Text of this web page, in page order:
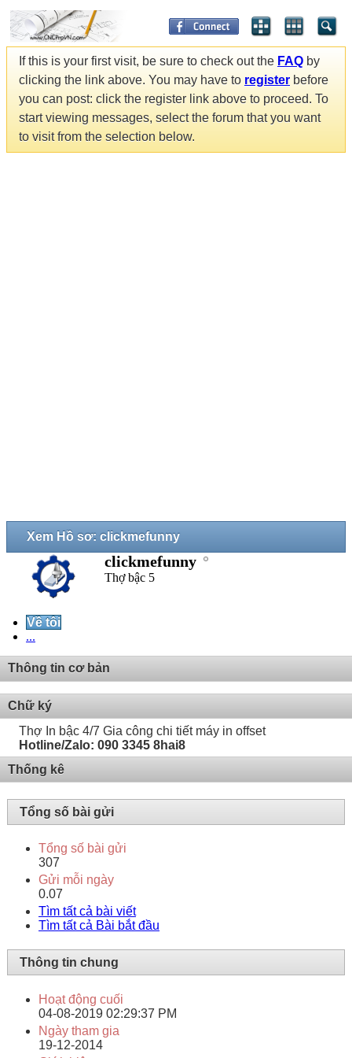
If this is your first visit, be sure to check out the FAQ by
clicking the link above. You may have to register before
you can post: click the register link above to proceed. To
start viewing messages, select the forum that you want
to visit from the selection below.
Xem Hồ sơ: clickmefunny
clickmefunny
Thợ bậc 5
Về tôi
...
Thông tin cơ bản
Chữ ký
Thợ In bậc 4/7 Gia công chi tiết máy in offset
Hotline/Zalo: 090 3345 8hai8
Thống kê
Tổng số bài gửi
Tổng số bài gửi
307
Gửi mỗi ngày
0.07
Tìm tất cả bài viết
Tìm tất cả Bài bắt đầu
Thông tin chung
Hoạt động cuối
04-08-2019 02:29:37 PM
Ngày tham gia
19-12-2014